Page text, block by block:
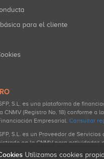
básica para el cliente
S.L. es una plataforma de
CNMV (Registro No. 18) conforme a
Empresarial. Consultar
S.L. es un Proveedor de
en la CNMV para actividades
Utilizamos cookies